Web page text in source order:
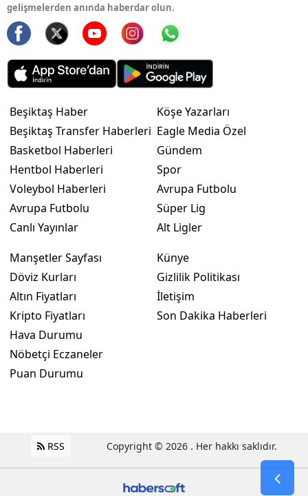
gelişmelerden anında haberdar olun.
Beşiktaş Haber
Beşiktaş Transfer Haberleri
Basketbol Haberleri
Hentbol Haberleri
Voleybol Haberleri
Avrupa Futbolu
Canlı Yayınlar
Köşe Yazarları
Eagle Media Özel
Gündem
Spor
Avrupa Futbolu
Süper Lig
Alt Ligler
Manşetler Sayfası
Döviz Kurları
Altın Fiyatları
Kripto Fiyatları
Hava Durumu
Nöbetçi Eczaneler
Puan Durumu
Künye
Gizlilik Politikası
İletişim
Son Dakika Haberleri
RSS Copyright © 2026 . Her hakkı saklıdır.